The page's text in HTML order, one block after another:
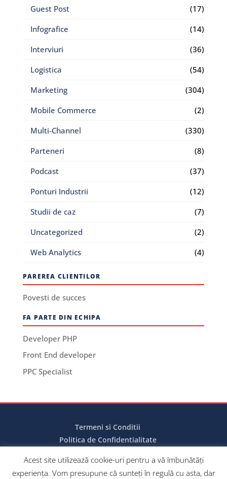
Guest Post
(17)
Infografice
(14)
Interviuri
(36)
Logistica
(54)
Marketing
(304)
Mobile Commerce
(2)
Multi-Channel
(330)
Parteneri
(8)
Podcast
(37)
Ponturi Industrii
(12)
Studii de caz
(7)
Uncategorized
(2)
Web Analytics
(4)
PAREREA CLIENTILOR
Povesti de succes
FA PARTE DIN ECHIPA
Developer PHP
Front End developer
PPC Specialist
Termeni si Conditii
Politica de Confidentialitate
Acest site utilizează cookie-uri pentru a vă îmbunătăți
experiența. Vom presupune că sunteți în regulă cu asta, dar